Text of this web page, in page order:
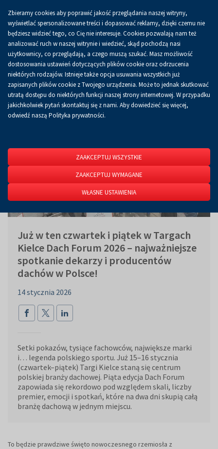
0.00 złKoszykPL
Strona główna O firmie Aktualności
Aktualności
Już w ten czwartek i piątek w Targach
Kielce Dach Forum 2026 – najważniejsze
spotkanie dekarzy i producentów
dachów w Polsce!
14 stycznia 2026
Setki pokazów, tysiące fachowców, największe marki
i… legenda polskiego sportu. Już 15–16 stycznia
(czwartek–piątek) Targi Kielce staną się centrum
polskiej branży dachowej. Piąta edycja Dach Forum
zapowiada się rekordowo pod względem skali, liczby
premier, emocji i spotkań, które na dwa dni skupią całą
branżę dachową w jednym miejscu.
To będzie prawdziwe święto nowoczesnego rzemiosła z
Zbieramy cookies aby poprawić jakość przeglądania naszej witryny,
wyświetlać spersonalizowane treści i dopasować reklamy, dzięki czemu nie
będziesz widzieć tego, co Cię nie interesuje. Cookies pozwalają nam też
analizować ruch w naszej witrynie i wiedzieć, skąd pochodzą nasi
użytkownicy, co przeglądają, a czego muszą szukać. Masz możliwość
dostosowania ustawień dotyczących plików cookie oraz odrzucenia
niektórych rodzajów. Istnieje także opcja usuwania wszystkich już
zapisanych plików cookie z Twojego urządzenia. Może to jednak skutkować
utratą dostępu do niektórych funkcji naszej strony internetowej. W przypadku
jakichkolwiek pytań skontaktuj się z nami. Aby dowiedzieć się więcej,
odwiedź naszą Polityka prywatności.
ZAAKCEPTUJ WSZYSTKIE
ZAAKCEPTUJ WYMAGANE
WŁASNE USTAWIENIA